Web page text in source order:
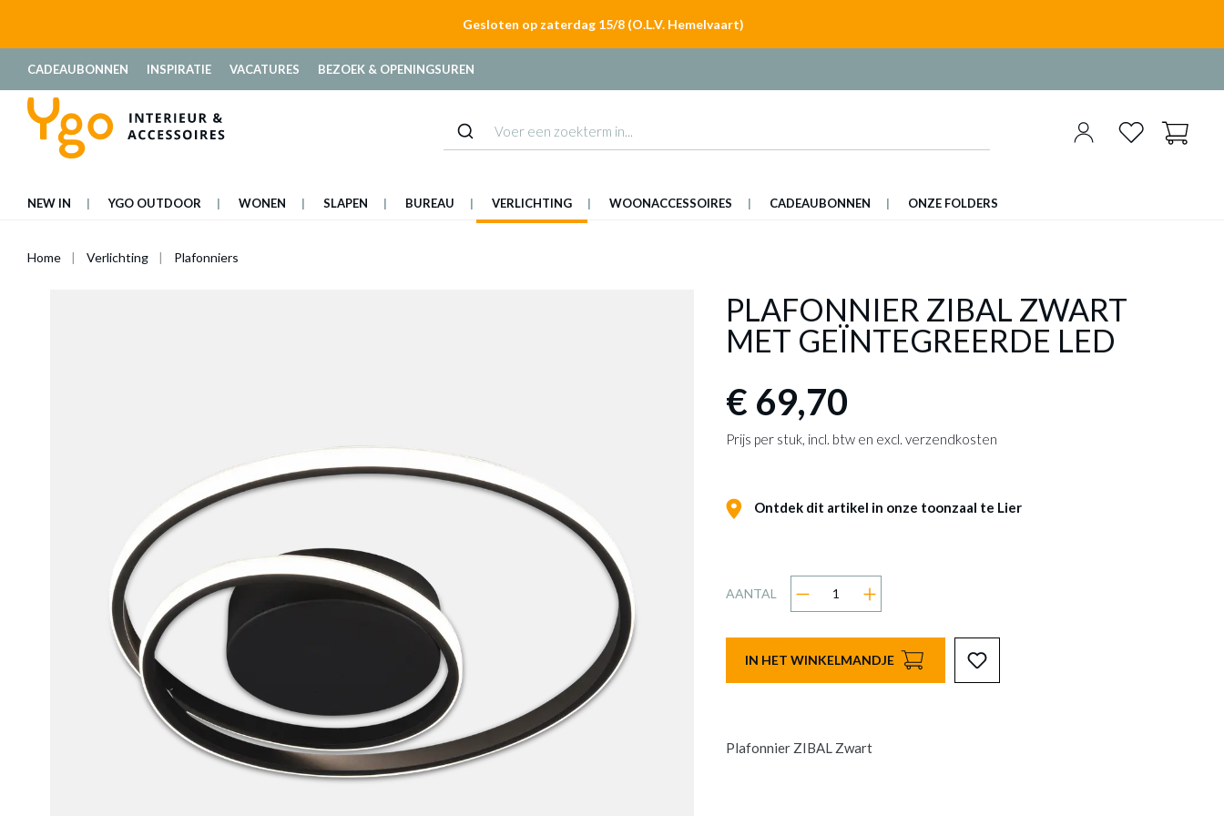
Gesloten op zaterdag 15/8 (O.L.V. Hemelvaart)
CADEAUBONNEN INSPIRATIE VACATURES BEZOEK & OPENINGSUREN
NEW IN YGO OUTDOOR WONEN SLAPEN BUREAU VERLICHTING WOONACCESSOIRES CADEAUBONNEN ONZE FOLDERS
Home Verlichting Plafonniers
PLAFONNIER ZIBAL ZWART
MET GEÏNTEGREERDE LED
€ 69,70
Prijs per stuk, incl. btw en excl. verzendkosten
Ontdek dit artikel in onze toonzaal te Lier
AANTAL
IN HET WINKELMANDJE
Plafonnier ZIBAL Zwart